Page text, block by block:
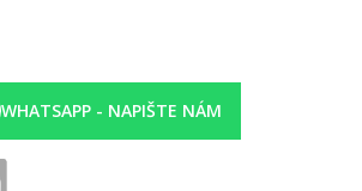
WHATSAPP - NAPIŠTE NÁM